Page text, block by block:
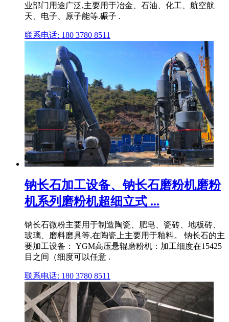
业部门用途广泛,主要用于冶金、石油、化工、航空航
天、电子、原子能等.碾子 .
联系电话: 180 3780 8511
钠长石加工设备、钠长石磨粉机磨粉
机系列磨粉机超细立式 ...
钠长石微粉主要用于制造陶瓷、肥皂、瓷砖、地板砖、
玻璃、磨料磨具等,在陶瓷上主要用于釉料。 钠长石的主
要加工设备： YGM高压悬辊磨粉机：加工细度在15425
目之间（细度可以任意 .
联系电话: 180 3780 8511